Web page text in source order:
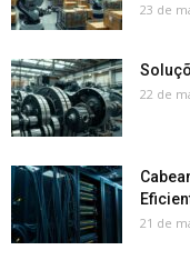
23 de
22 de
21 de